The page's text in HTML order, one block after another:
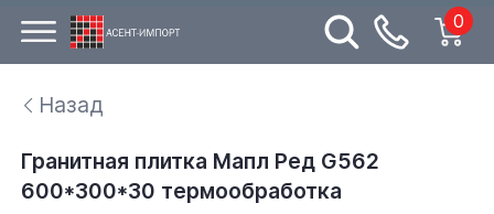
0
Назад
Гранитная плитка Мапл Ред G562
600*300*30 термообработка